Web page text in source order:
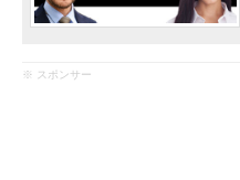
※ スポンサー